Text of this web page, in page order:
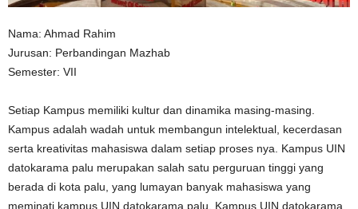
Nama: Ahmad Rahim
Jurusan: Perbandingan Mazhab
Semester: VII
Setiap Kampus memiliki kultur dan dinamika masing-masing.
Kampus adalah wadah untuk membangun intelektual, kecerdasan
serta kreativitas mahasiswa dalam setiap proses nya. Kampus UIN
datokarama palu merupakan salah satu perguruan tinggi yang
berada di kota palu, yang lumayan banyak mahasiswa yang
meminati kampus UIN datokarama palu. Kampus UIN datokarama